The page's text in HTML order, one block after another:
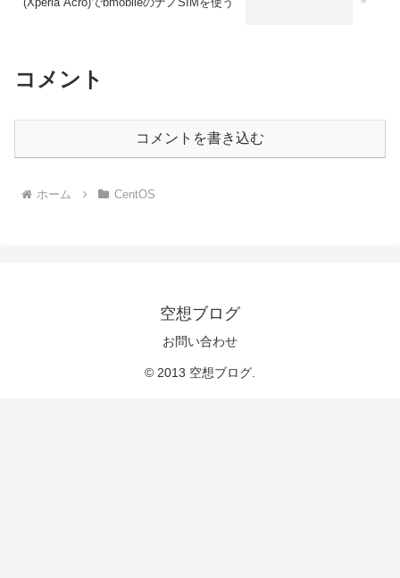
コメント
コメントを書き込む
ホーム CentOS
空想ブログ
お問い合わせ
© 2013 空想ブログ.